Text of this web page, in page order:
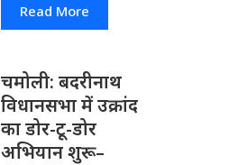
Read More
चमोली: बदरीनाथ
विधानसभा में उक्रांद
का डोर-टू-डोर
अभियान शुरू–